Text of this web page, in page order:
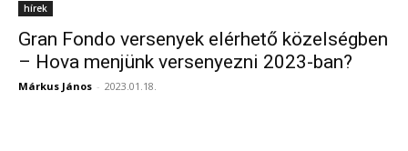
hírek
Gran Fondo versenyek elérhető közelségben
– Hova menjünk versenyezni 2023-ban?
Márkus János - 2023.01.18.